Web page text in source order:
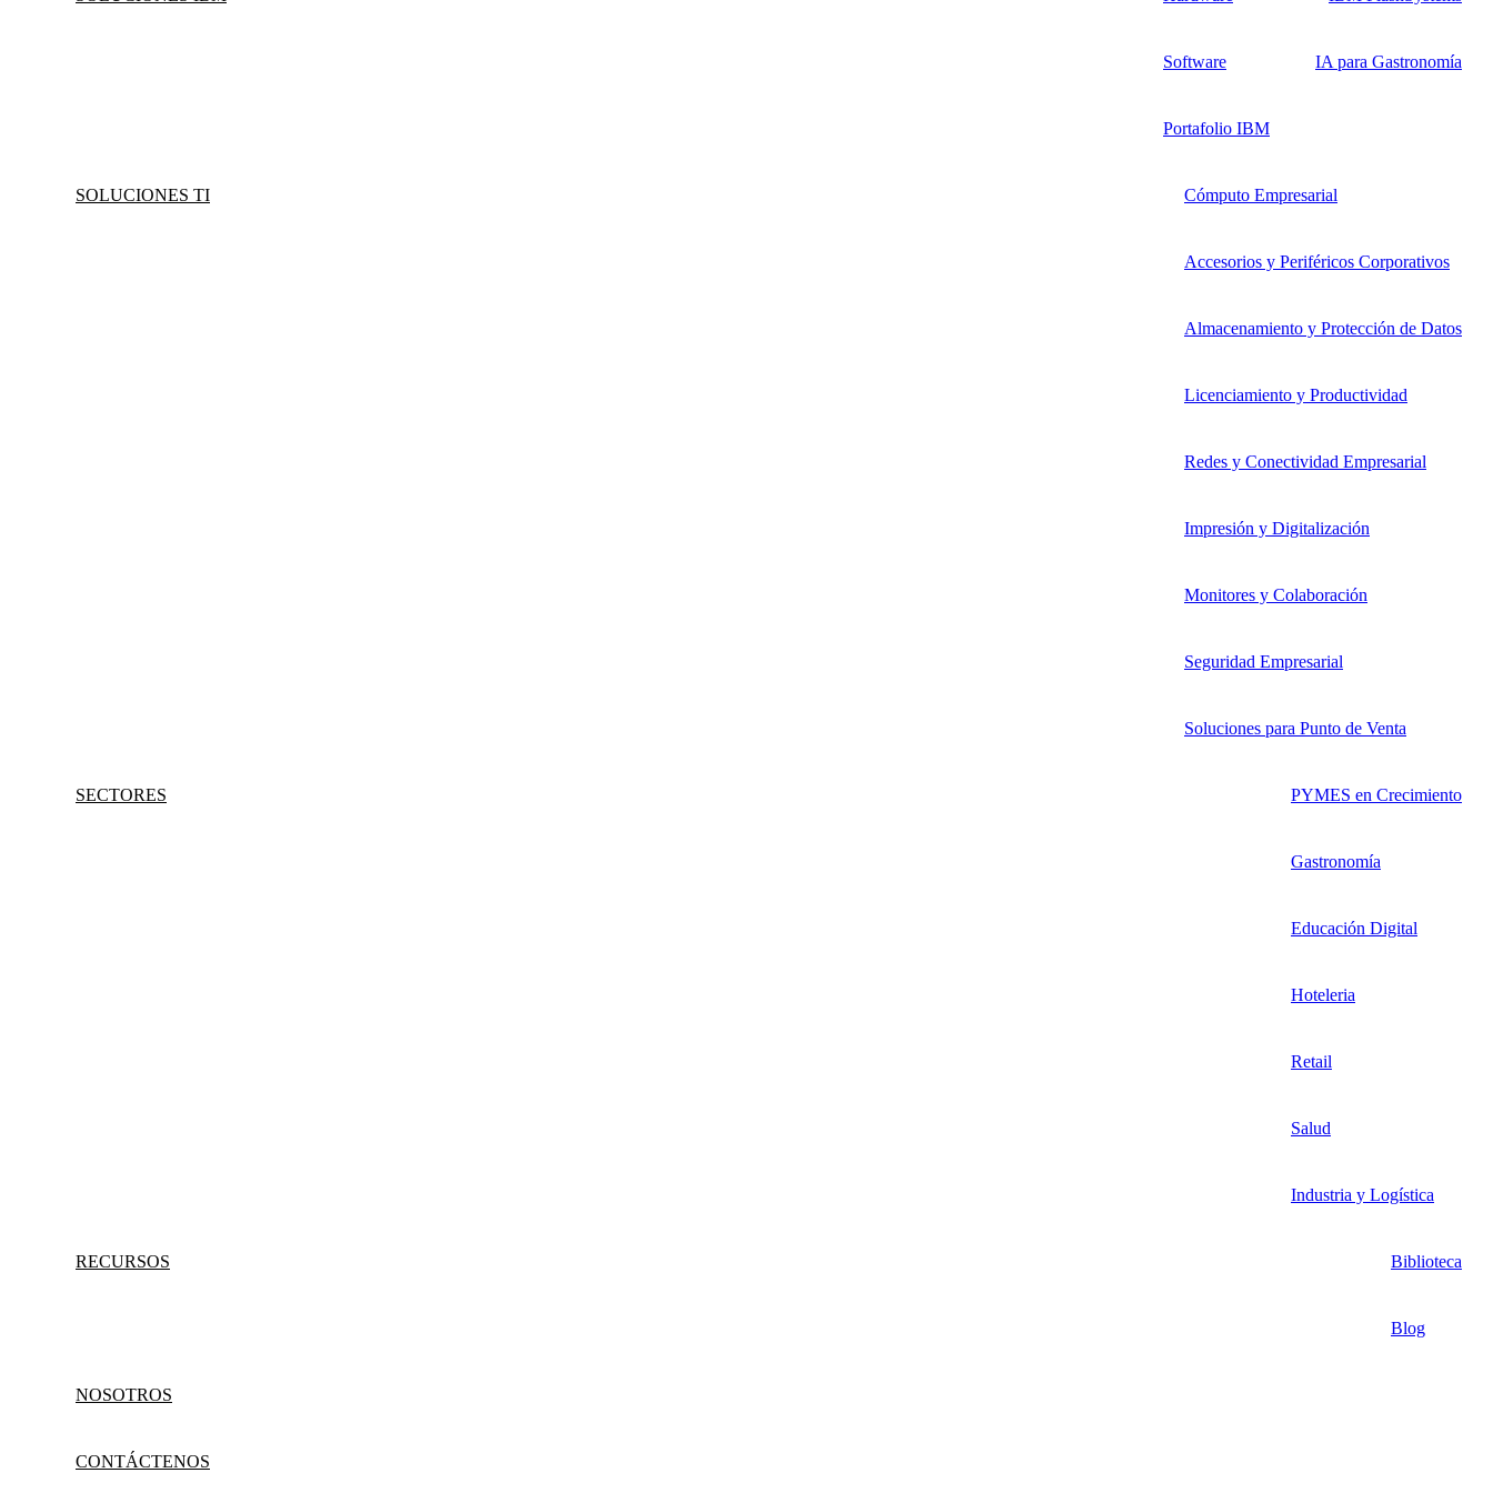
Software IA para Gastronomía
Portafolio IBM
SOLUCIONES TI Cómputo Empresarial
Accesorios y Periféricos Corporativos
Almacenamiento y Protección de Datos
Licenciamiento y Productividad
Redes y Conectividad Empresarial
Impresión y Digitalización
Monitores y Colaboración
Seguridad Empresarial
Soluciones para Punto de Venta
SECTORES PYMES en Crecimiento
Gastronomía
Educación Digital
Hoteleria
Retail
Salud
Industria y Logística
RECURSOS Biblioteca
Blog
NOSOTROS
CONTÁCTENOS